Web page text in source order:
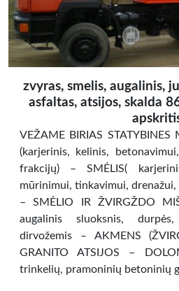
zvyras, smelis, augalinis,
asfaltas, atsijos, skalda
VEŽAME BIRIAS STATYBINES
(karjerinis, kelinis,
frakcijų) – SMĖLIS(
mūrinimui, tinkavimui,
– SMĖLIO IR ŽVIRGŽDO
augalinis sluoksnis,
dirvožemis – AKMENS
GRANITO ATSIJOS –
trinkelių, pramoninių betoninių